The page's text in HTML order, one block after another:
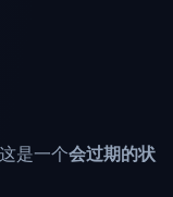
是一个会过期的状